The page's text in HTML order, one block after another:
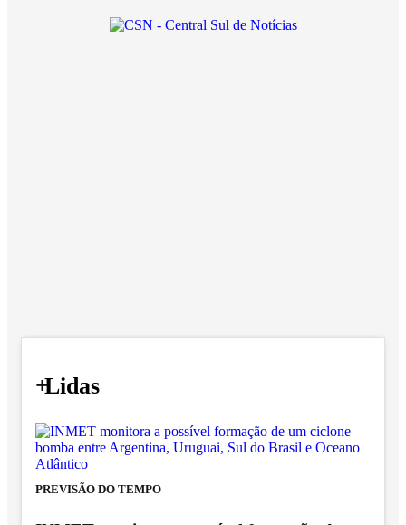
+
Lidas
PREVISÃO DO TEMPO